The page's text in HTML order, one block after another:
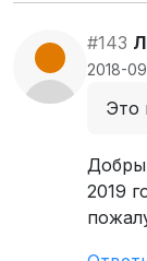
#143
2018-
Это
2019